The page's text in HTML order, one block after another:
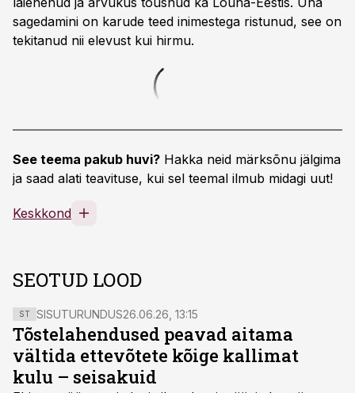
sagedamini on karude teed inimestega ristunud, see on
tekitanud nii elevust kui hirmu.
See teema pakub huvi? Hakka neid märksõnu jälgima
ja saad alati teavituse, kui sel teemal ilmub midagi uut!
Keskkond
SEOTUD LOOD
ST SISUTURUNDUS26.06.26, 13:15
Tõstelahendused peavad aitama
vältida ettevõtete kõige kallimat
kulu – seisakuid